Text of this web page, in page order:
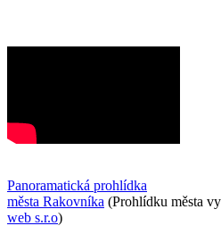
Panoramatická prohlídka
města Rakovníka (Prohlídku města
web s.r.o)